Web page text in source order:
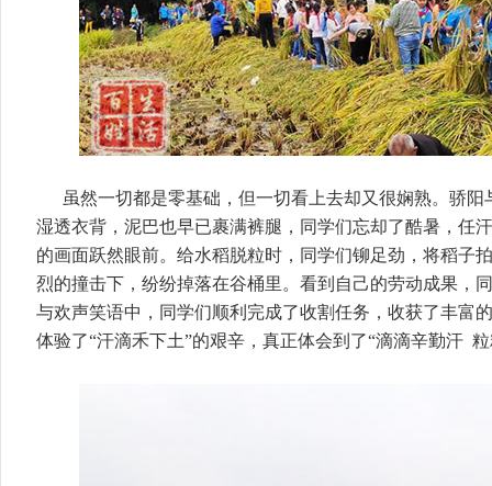
虽然一切都是零基础，但一切看上去却又很娴熟。骄
湿透衣背，泥巴也早已裹满裤腿，同学们忘却了酷暑，任
的画面跃然眼前。给水稻脱粒时，同学们铆足劲，将稻子
烈的撞击下，纷纷掉落在谷桶里。看到自己的劳动成果，
与欢声笑语中，同学们顺利完成了收割任务，收获了丰富
体验了“汗滴禾下土”的艰辛，真正体会到了“滴滴辛勤汗